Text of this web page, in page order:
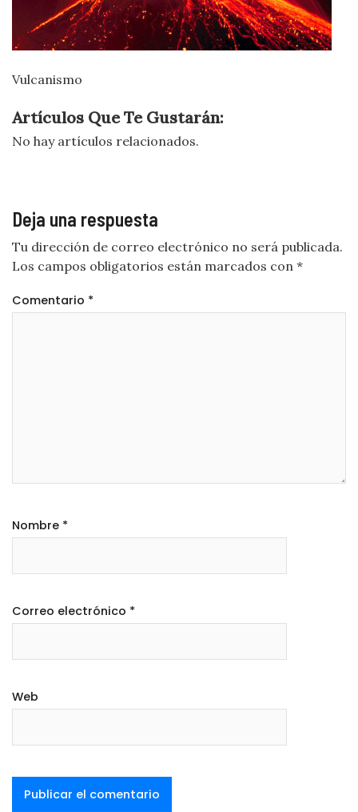
Vulcanismo
Artículos Que Te Gustarán:
No hay artículos relacionados.
Deja una respuesta
Tu dirección de correo electrónico no será publicada.
Los campos obligatorios están marcados con *
Comentario *
Nombre *
Correo electrónico *
Web